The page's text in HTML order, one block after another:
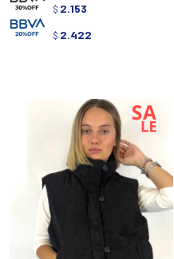
$ 2.153
$ 2.422